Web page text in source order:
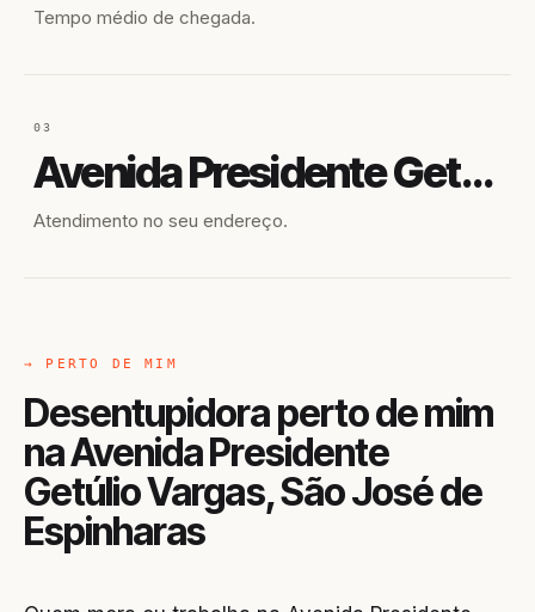
Tempo médio de chegada.
03
Avenida Presidente Getúlio Vargas
Atendimento no seu endereço.
→ PERTO DE MIM
Desentupidora perto de mim
na Avenida Presidente
Getúlio Vargas, São José de
Espinharas